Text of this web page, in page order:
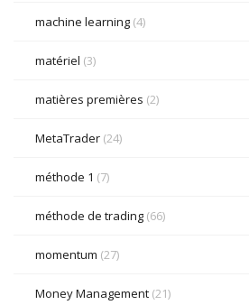
machine learning (4)
matériel (3)
matières premières (2)
MetaTrader (24)
méthode 1 (7)
méthode de trading (66)
momentum (27)
Money Management (21)